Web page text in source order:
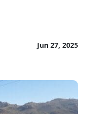
Jun 27, 2025